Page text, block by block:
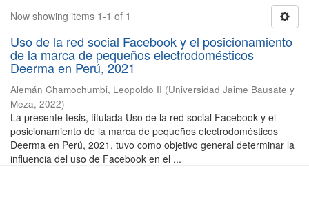
Now showing items 1-1 of 1
Uso de la red social Facebook y el posicionamiento
de la marca de pequeños electrodomésticos
Deerma en Perú, 2021
Alemán Chamochumbi, Leopoldo II (Universidad Jaime Bausate y
Meza, 2022)
La presente tesis, titulada Uso de la red social Facebook y el
posicionamiento de la marca de pequeños electrodomésticos
Deerma en Perú, 2021, tuvo como objetivo general determinar la
influencia del uso de Facebook en el ...